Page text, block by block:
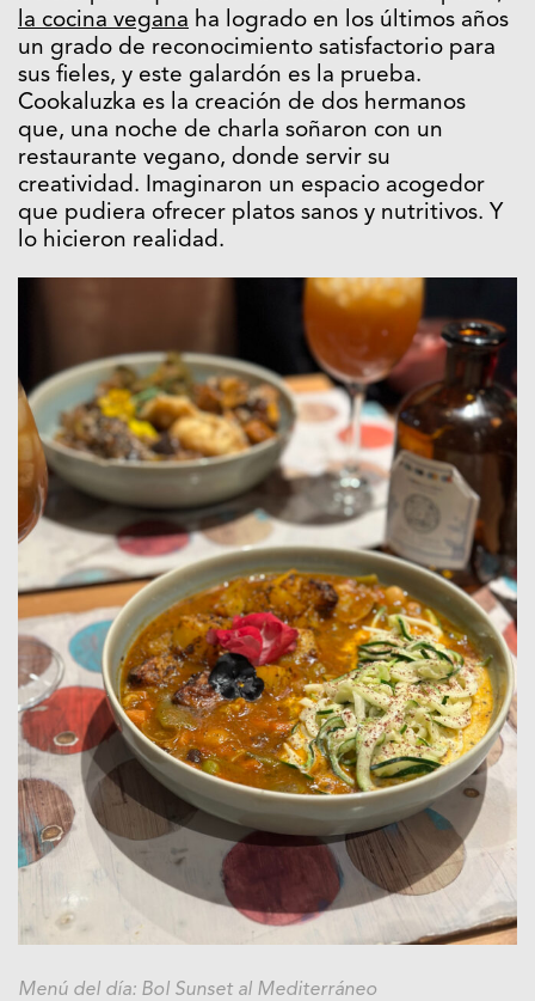
la cocina vegana ha logrado en los últimos años
un grado de reconocimiento satisfactorio para
sus fieles, y este galardón es la prueba.
Cookaluzka es la creación de dos hermanos
que, una noche de charla soñaron con un
restaurante vegano, donde servir su
creatividad. Imaginaron un espacio acogedor
que pudiera ofrecer platos sanos y nutritivos. Y
lo hicieron realidad.
Menú del día: Bol Sunset al Mediterráneo